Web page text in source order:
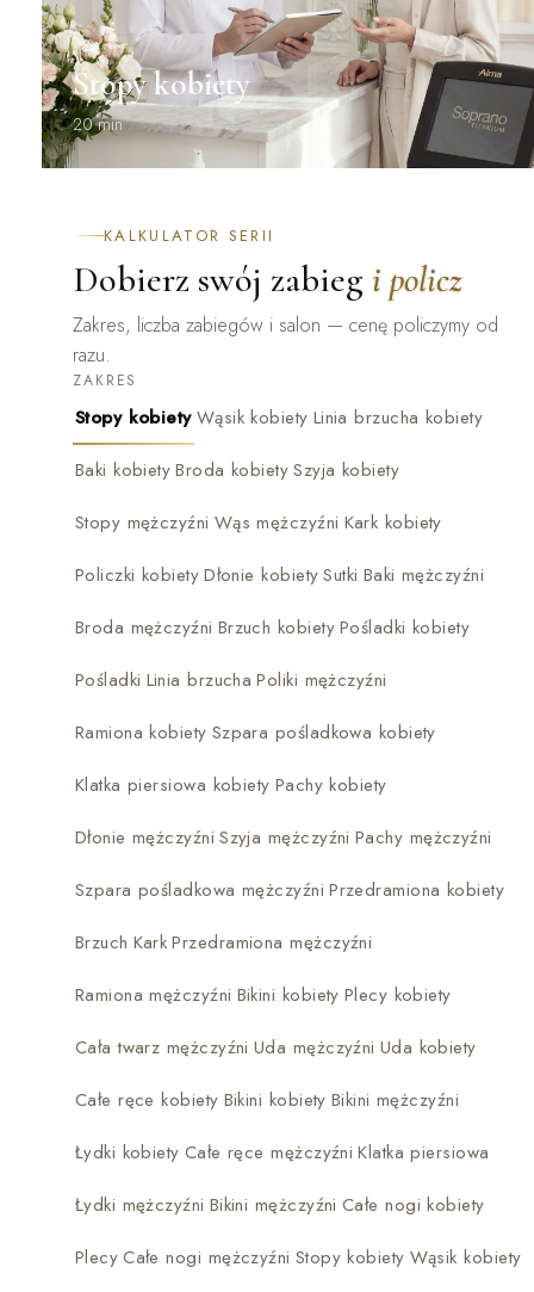
Stopy kobiety
20 min
KALKULATOR SERII
Dobierz swój zabieg i policz
Zakres, liczba zabiegów i salon — cenę policzymy od
razu.
ZAKRES
Stopy kobietyWąsik kobiety Linia brzucha kobiety
Baki kobietyBroda kobietySzyja kobiety
Stopy mężczyźni Wąs mężczyźni Kark kobiety
Policzki kobietyDłonie kobiety Sutki Baki mężczyźni
Broda mężczyźni Brzuch kobietyPośladki kobiety
Pośladki Linia brzucha Poliki mężczyźni
Ramiona kobiety Szpara pośladkowa kobiety
Klatka piersiowa kobiety Pachy kobiety
Dłonie mężczyźni Szyja mężczyźni Pachy mężczyźni
Szpara pośladkowa mężczyźni Przedramiona kobiety
Brzuch Kark Przedramiona mężczyźni
Ramiona mężczyźni Bikini kobiety Plecy kobiety
Cała twarz mężczyźni Uda mężczyźni Uda kobiety
Całe ręce kobiety Bikini kobiety Bikini mężczyźni
Łydki kobiety Całe ręce mężczyźni Klatka piersiowa
Łydki mężczyźni Bikini mężczyźni Całe nogi kobiety
PlecyCałe nogi mężczyźni Stopy kobiety Wąsik kobiety